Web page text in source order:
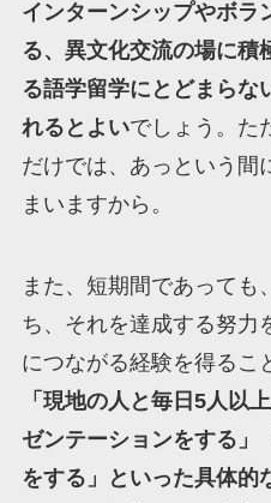
インターンシップやボラ
る、異文化交流の場に積
る語学留学にとどまらな
れるとよいでしょう。た
だけでは、あっという間
まいますから。
また、短期間であっても
ち、それを達成する努力
につながる経験を得るこ
「現地の人と毎日5人以
ゼンテーションをする」
をする」といった具体的